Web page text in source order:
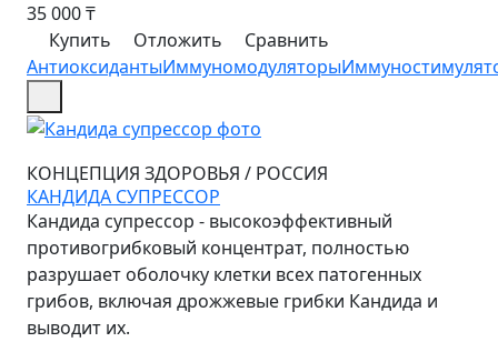
35 000₸
Купить
Отложить
Сравнить
АнтиоксидантыИммуномодуляторы
КОНЦЕПЦИЯ ЗДОРОВЬЯ / РОССИЯ
КАНДИДА СУПРЕССОР
Кандида супрессор - высокоэффективный
противогрибковый концентрат, полностью
разрушает оболочку клетки всех патогенных
грибов, включая дрожжевые грибки Кандида и
выводит их.